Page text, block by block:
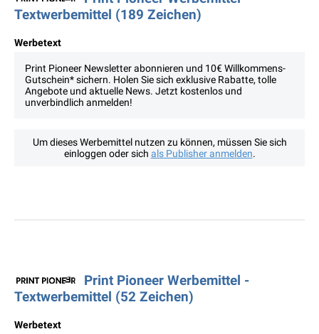
Textwerbemittel (189 Zeichen)
Werbetext
Print Pioneer Newsletter abonnieren und 10€ Willkommens-
Gutschein* sichern. Holen Sie sich exklusive Rabatte, tolle
Angebote und aktuelle News. Jetzt kostenlos und
unverbindlich anmelden!
Um dieses Werbemittel nutzen zu können, müssen Sie sich
einloggen oder sich als Publisher anmelden.
Print Pioneer Werbemittel -
Textwerbemittel (52 Zeichen)
Werbetext